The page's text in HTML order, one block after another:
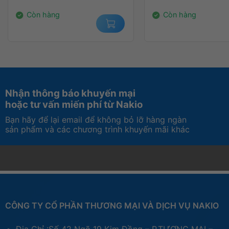
Còn hàng Còn hàng
Nhận thông báo khuyến mại
hoặc tư vấn miến phí từ Nakio
Bạn hãy để lại email để không bỏ lỡ hàng ngàn
sản phẩm và các chương trình khuyến mãi khác
CÔNG TY CỔ PHẦN THƯƠNG MẠI VÀ DỊCH VỤ NAKIO